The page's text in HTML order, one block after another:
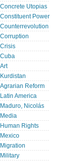
Concrete Utopias
Constituent Power
Counterrevolution
Corruption
Crisis
Cuba
Art
Kurdistan
Agrarian Reform
Latin America
Maduro, Nicolás
Media
Human Rights
Mexico
Migration
Military